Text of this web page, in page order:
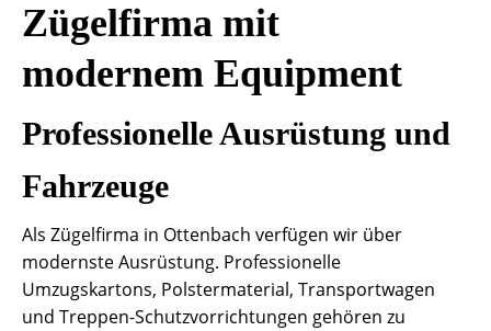
Zügelfirma mit
modernem Equipment
Professionelle Ausrüstung und
Fahrzeuge
Als Zügelfirma in Ottenbach verfügen wir über
modernste Ausrüstung. Professionelle
Umzugskartons, Polstermaterial, Transportwagen
und Treppen-Schutzvorrichtungen gehören zu